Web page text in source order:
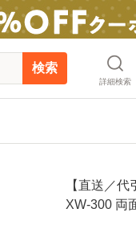
検索
詳細検索
【直送／
XW-300 両